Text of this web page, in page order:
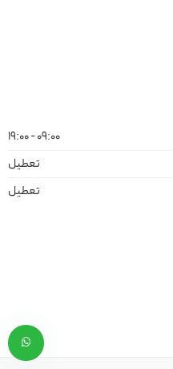
09:00 - 19:00
تعطیل
تعطیل